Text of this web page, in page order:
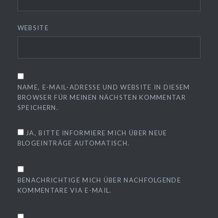
WEBSITE
NAME, E-MAIL-ADRESSE UND WEBSITE IN DIESEM
BROWSER FÜR MEINEN NÄCHSTEN KOMMENTAR
SPEICHERN.
JA, BITTE INFORMIERE MICH ÜBER NEUE
BLOGEINTRÄGE AUTOMATISCH.
BENACHRICHTIGE MICH ÜBER NACHFOLGENDE
KOMMENTARE VIA E-MAIL.